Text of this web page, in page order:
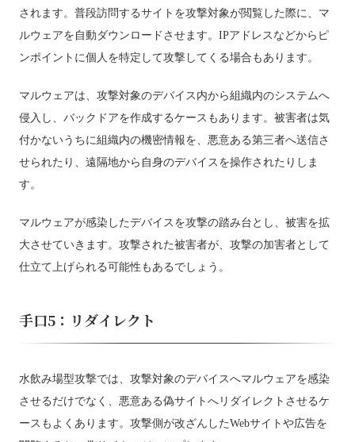
されます。普段訪問するサイトを攻撃対象が閲覧した際に、マ
ルウェアを自動ダウンロードさせます。IPアドレスなどからピ
ンポイントに個人を特定して攻撃してくる場合もあります。
マルウェアは、攻撃対象のデバイス内から組織内のシステムへ
侵入し、バックドアを作成するケースもあります。被害者は気
付かないうちに組織内の機密情報を、悪意ある第三者へ送信さ
せられたり、遠隔地から自身のデバイスを操作されたりしま
す。
マルウェアが感染したデバイスを攻撃の踏み台とし、被害を拡
大させていきます。攻撃された被害者が、攻撃の加害者として
仕立て上げられる可能性もあるでしょう。
手口5：リダイレクト
水飲み場型攻撃では、攻撃対象のデバイスへマルウェアを感染
させるだけでなく、悪意ある偽サイトへリダイレクトさせるケ
ースもよくあります。攻撃側が改ざんしたWebサイトや広告を